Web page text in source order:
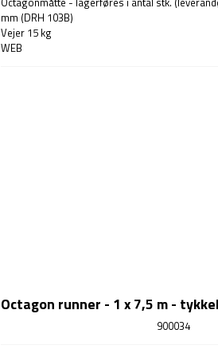
mm (DRH 103B)
Vejer 15 kg
WEB
Octagon runner - 1 x 7,5 m -
900034